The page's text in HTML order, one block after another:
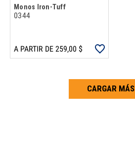
Monos Iron-Tuff
0344
A PARTIR DE 259,00 $
CARGAR MÁS